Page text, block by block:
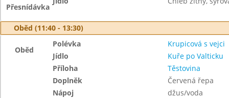
Přesnídávka
Oběd (11:40 - 13:30)
Oběd
Polévka
Krupicová s vejci
Jídlo
Kuře po Valticku
Příloha
Těstovina
Doplněk
Červená řepa
Nápoj
džus/voda